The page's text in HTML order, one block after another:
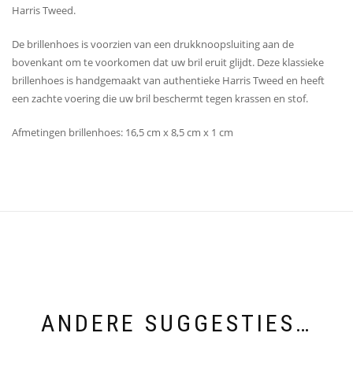
Harris Tweed.
De brillenhoes is voorzien van een drukknoopsluiting aan de
bovenkant om te voorkomen dat uw bril eruit glijdt. Deze klassieke
brillenhoes is handgemaakt van authentieke Harris Tweed en heeft
een zachte voering die uw bril beschermt tegen krassen en stof.
Afmetingen brillenhoes: 16,5 cm x 8,5 cm x 1 cm
ANDERE SUGGESTIES…